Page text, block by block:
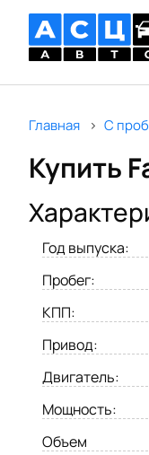
Главная С
Купить
Год выпуска:
Пробег:
КПП:
Привод:
Двигатель:
Мощность:
Объем